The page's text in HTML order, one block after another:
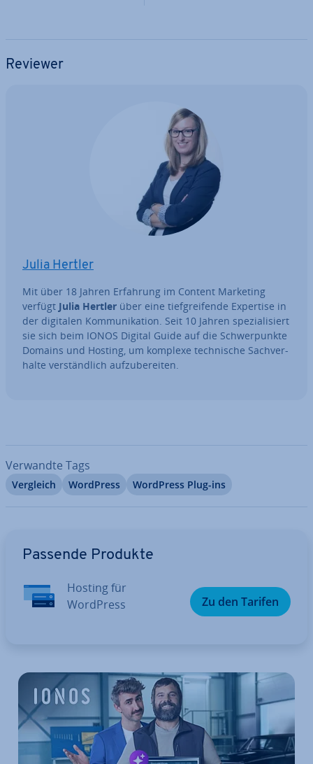
Reviewer
Julia Hertler
Mit über 18 Jahren Erfahrung im Content Marketing
verfügt Julia Hertler über eine tief­grei­fen­de Expertise in
der digitalen Kom­mu­ni­ka­ti­on. Seit 10 Jahren spe­zia­li­siert
sie sich beim IONOS Digital Guide auf die Schwer­punk­te
Domains und Hosting, um komplexe tech­ni­sche Sach­ver­
hal­te ver­ständ­lich auf­zu­be­rei­ten.
Verwandte Tags
Vergleich WordPress WordPress Plug-ins
Passende Produkte
Hosting für
WordPress
Zu den Tarifen